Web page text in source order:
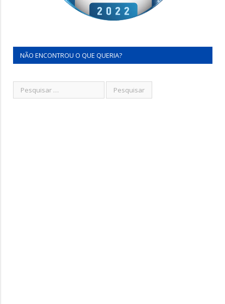
NÃO ENCONTROU O QUE QUERIA?